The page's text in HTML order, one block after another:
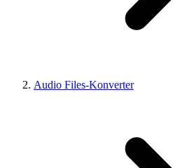
Audio Files-Konverter